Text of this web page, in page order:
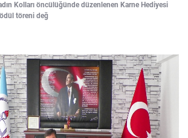
Kolları öncülüğünde düzenlenen Karne Hediyesi
töreni değ